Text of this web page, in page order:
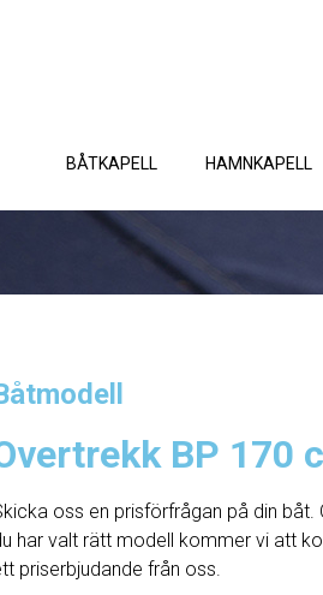
BÅTKAPELL HAMNKAPELL
BP 170
oss en prisförfrågan på din
har valt rätt modell kommer vi att
priserbjudande från oss.